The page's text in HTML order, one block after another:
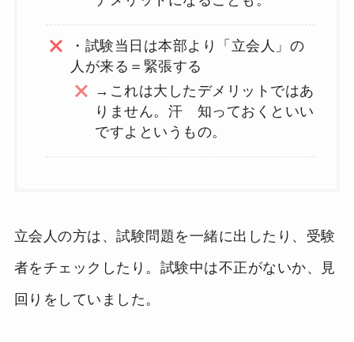
・試験当日は本部より「立会人」の
人が来る＝緊張する
→これは大したデメリットではあ
りません。汗 知っておくといい
ですよというもの。
立会人の方は、試験問題を一緒に出したり、受験
者をチェックしたり。試験中は不正がないか、見
回りをしていました。